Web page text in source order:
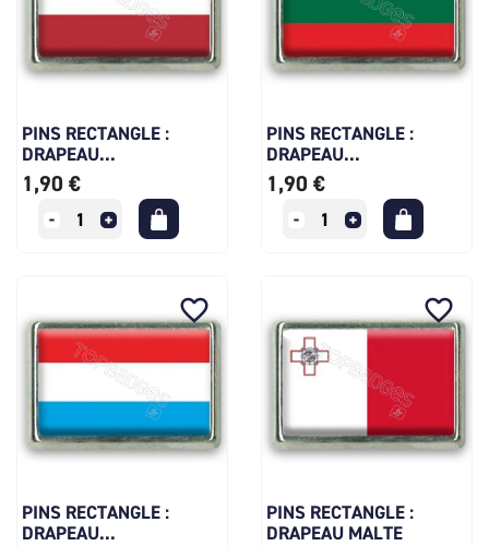
PINS RECTANGLE :
DRAPEAU...
1,90 €
PINS RECTANGLE :
DRAPEAU...
1,90 €
PINS RECTANGLE :
DRAPEAU...
favorite_border
PINS RECTANGLE :
DRAPEAU MALTE
favorite_border